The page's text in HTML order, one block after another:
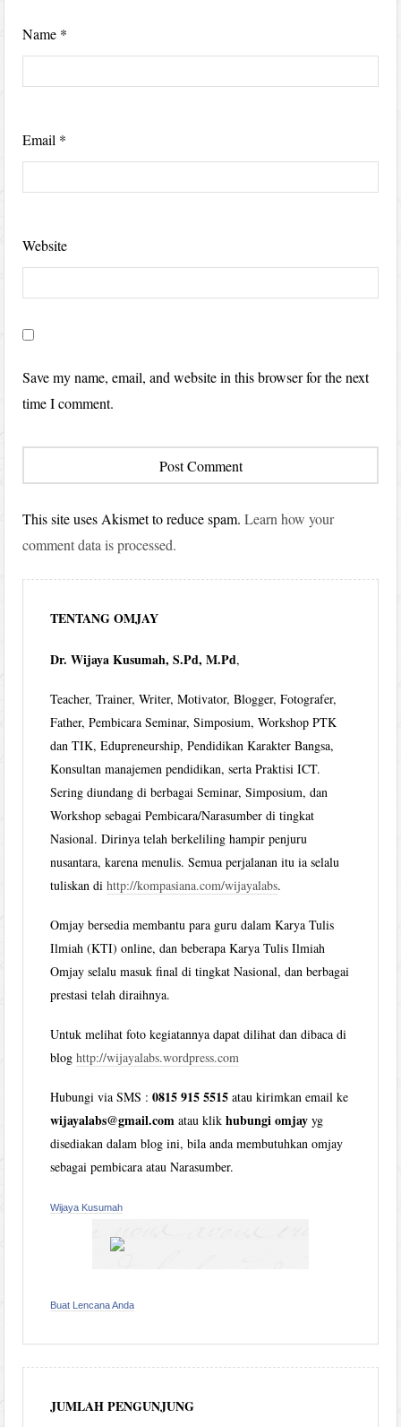
Name *
Email *
Website
Save my name, email, and website in this browser for the next
time I comment.
This site uses Akismet to reduce spam.Learn how your
comment data is processed.
TENTANG OMJAY
Dr. Wijaya Kusumah, S.Pd, M.Pd,
Teacher, Trainer, Writer, Motivator, Blogger, Fotografer,
Father, Pembicara Seminar, Simposium, Workshop PTK
dan TIK, Edupreneurship, Pendidikan Karakter Bangsa,
Konsultan manajemen pendidikan, serta Praktisi ICT.
Sering diundang di berbagai Seminar, Simposium, dan
Workshop sebagai Pembicara/Narasumber di tingkat
Nasional. Dirinya telah berkeliling hampir penjuru
nusantara, karena menulis. Semua perjalanan itu ia selalu
tuliskan dihttp://kompasiana.com/wijayalabs.
Omjay bersedia membantu para guru dalam Karya Tulis
Ilmiah (KTI) online, dan beberapa Karya Tulis Ilmiah
Omjay selalu masuk final di tingkat Nasional, dan berbagai
prestasi telah diraihnya.
Untuk melihat foto kegiatannya dapat dilihat dan dibaca di
bloghttp://wijayalabs.wordpress.com
Hubungi via SMS :0815 915 5515 atau kirimkan email ke
wijayalabs@gmail.com atau klikhubungi omjay yg
disediakan dalam blog ini, bila anda membutuhkan omjay
sebagai pembicara atau Narasumber.
Wijaya Kusumah
Buat Lencana Anda
JUMLAH PENGUNJUNG